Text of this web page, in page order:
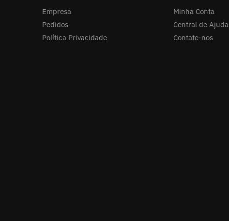
Empresa
Pedidos
Política Privacidade
Minha Conta
Central de Ajuda
Contate-nos